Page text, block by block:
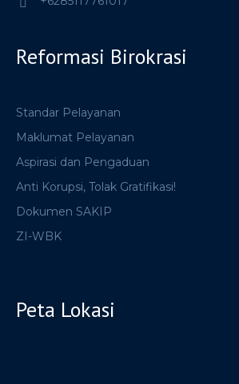
Reformasi Birokrasi
Standar Pelayanan
Maklumat Pelayanan
Aspirasi dan Pengaduan
Anti Korupsi, Tolak Gratifikasi!
Dokumen SAKIP
ZI-WBK
Peta Lokasi